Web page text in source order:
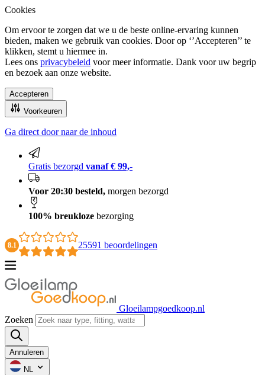
Cookies
Om ervoor te zorgen dat we u de beste online-ervaring kunnen
bieden, maken we gebruik van cookies. Door op ‘’Accepteren’’ te
klikken, stemt u hiermee in.
Lees ons privacybeleid voor meer informatie. Dank voor uw begrip
en bezoek aan onze website.
Accepteren
Voorkeuren
100% breukloze bezorging
Ga direct door naar de inhoud
Gratis bezorgd vanaf € 99,-
Voor 20:30 besteld, morgen bezorgd
100% breukloze bezorging
8.1 25591 beoordelingen
Gloeilampgoedkoop.nl
Zoeken
Annuleren
NL